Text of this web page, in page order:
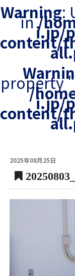
Warning:
in/
i.jp/
content/
property
/i.jp/
content/
2025年08月25日